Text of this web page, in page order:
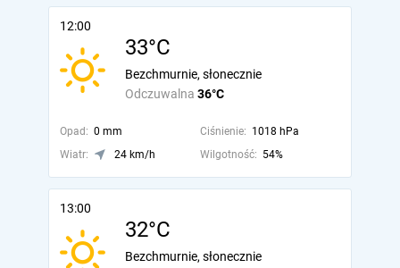
12:00
33°C
Odczuwalna 36°C
Bezchmurnie, słonecznie
Opad: 0 mm Ciśnienie: 1018 hPa
Wiatr:
24 km/h Wilgotność: 54%
13:00
32°C
Bezchmurnie, słonecznie